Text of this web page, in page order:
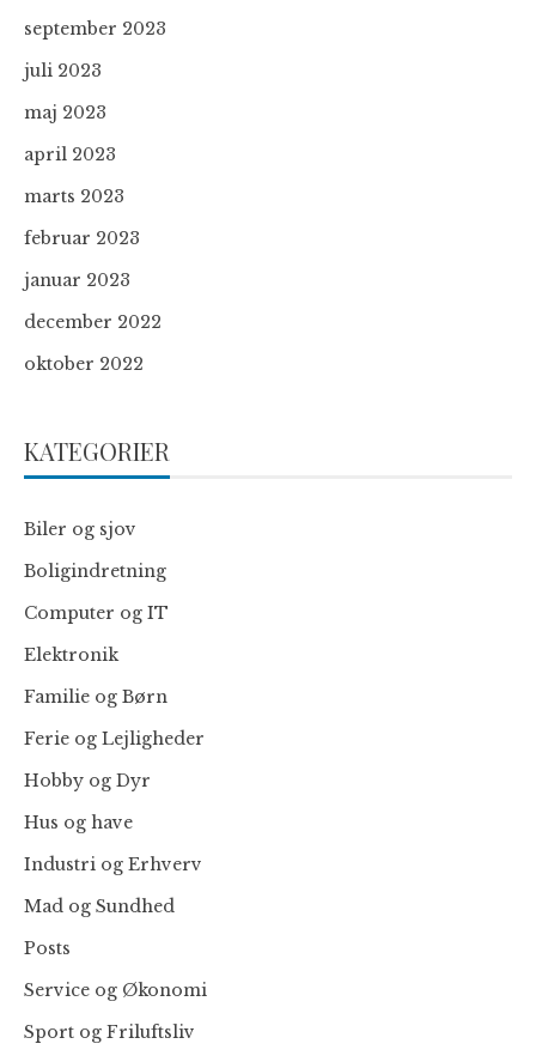
september 2023
juli 2023
maj 2023
april 2023
marts 2023
februar 2023
januar 2023
december 2022
oktober 2022
KATEGORIER
Biler og sjov
Boligindretning
Computer og IT
Elektronik
Familie og Børn
Ferie og Lejligheder
Hobby og Dyr
Hus og have
Industri og Erhverv
Mad og Sundhed
Posts
Service og Økonomi
Sport og Friluftsliv